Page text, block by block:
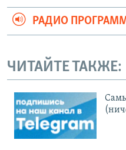
РАДИО
ЧИТАЙТЕ ТАКЖЕ: